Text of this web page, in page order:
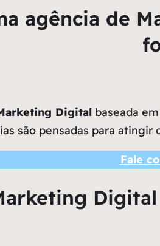
agência de
Digitalbaseada
são pensadas para atingir
Fale